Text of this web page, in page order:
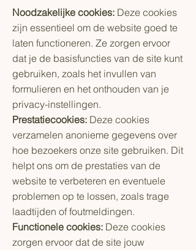
Noodzakelijke cookies: Deze cookies
zijn essentieel om de website goed te
laten functioneren. Ze zorgen ervoor
dat je de basisfuncties van de site kunt
gebruiken, zoals het invullen van
formulieren en het onthouden van je
privacy-instellingen.
Prestatiecookies: Deze cookies
verzamelen anonieme gegevens over
hoe bezoekers onze site gebruiken. Dit
helpt ons om de prestaties van de
website te verbeteren en eventuele
problemen op te lossen, zoals trage
laadtijden of foutmeldingen.
Functionele cookies: Deze cookies
zorgen ervoor dat de site jouw